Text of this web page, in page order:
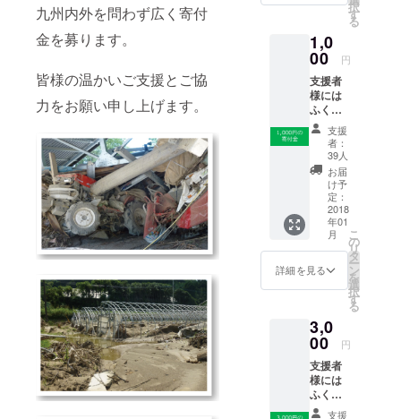
九州内外を問わず広く寄付
金を募ります。
皆様の温かいご支援とご協
力をお願い申し上げます。
択
す
る
1,0
00 円
支援者
様には
ふくお
かフィ
ナン
シャル
グルー
プより
お礼の
メッ
セージ
をお送
りしま
す。
支援
者：
39人
お届
け予
定：
2018
年01
月
詳細を見る
こ
の
リ
タ
ー
ン
を
選
択
す
る
3,0
00 円
支援者
様には
ふくお
かフィ
支援